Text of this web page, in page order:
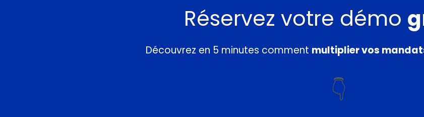
Réservez votre démo
Découvrez en 5 minutes comment multiplier vos
👇